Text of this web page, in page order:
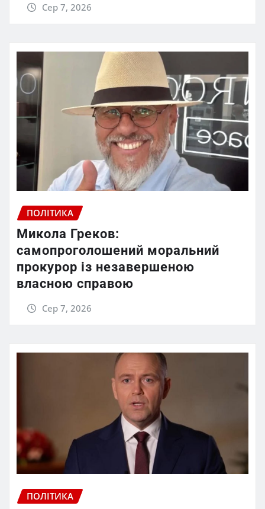
Сер 7, 2026
ПОЛІТИКА
Микола Греков:
самопроголошений моральний
прокурор із незавершеною
власною справою
Сер 7, 2026
ПОЛІТИКА